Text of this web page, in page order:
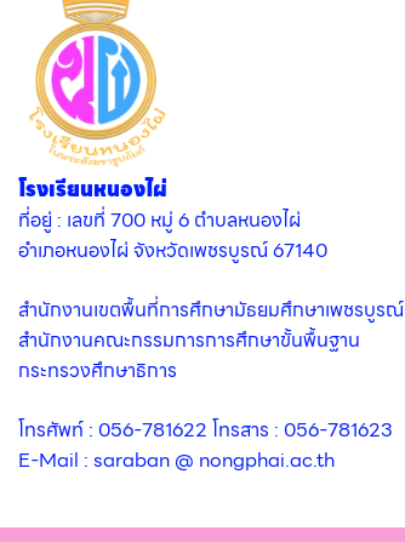
โรงเรียนหนองไผ่
ที่อยู่ : เลขที่ 700 หมู่ 6 ตำบลหนองไผ่
อำเภอหนองไผ่ จังหวัดเพชรบูรณ์ 67140
สำนักงานเขตพื้นที่การศึกษามัธยมศึกษาเพชรบูรณ์
สำนักงานคณะกรรมการการศึกษาขั้นพื้นฐาน
กระทรวงศึกษาธิการ
โทรศัพท์ : 056-781622 โทรสาร : 056-781623
E-Mail : saraban @ nongphai.ac.th